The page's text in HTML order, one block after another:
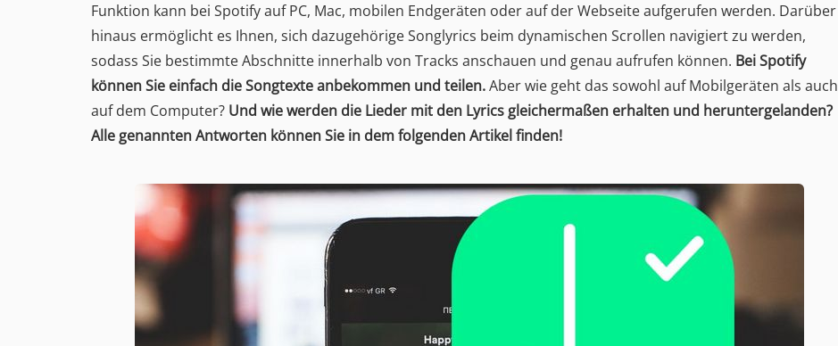
Funktion kann bei Spotify auf PC, Mac, mobilen Endgeräten oder auf der Webseite aufgerufen werden. Darüber
hinaus ermöglicht es Ihnen, sich dazugehörige Songlyrics beim dynamischen Scrollen navigiert zu werden,
sodass Sie bestimmte Abschnitte innerhalb von Tracks anschauen und genau aufrufen können. Bei Spotify
können Sie einfach die Songtexte anbekommen und teilen.Aber wie geht das sowohl auf Mobilgeräten als auch
auf dem Computer? Und wie werden die Lieder mit den Lyrics gleichermaßen erhalten und heruntergelanden?
Alle genannten Antworten können Sie in dem folgenden Artikel finden!